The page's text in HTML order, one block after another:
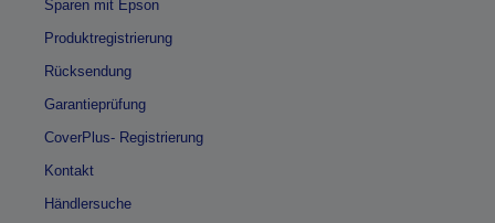
Sparen mit Epson
Produktregistrierung
Rücksendung
Garantieprüfung
CoverPlus- Registrierung
Kontakt
Händlersuche